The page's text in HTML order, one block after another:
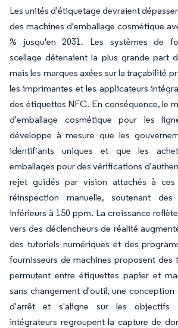
Les unités d'étiquetage devraient
des machines d'emballage cosmétique
% jusqu'en 2031. Les systèmes de
scellage détenaient la plus grande part
mais les marques axées sur la traçabilité
les imprimantes et les applicateurs
des étiquettes NFC. En conséquence, le
d'emballage cosmétique pour les
développe à mesure que les
identifiants uniques et que les
emballages pour des vérifications
rejet guidés par vision attachés à ces
réinspection manuelle, soutenant
inférieurs à 150 ppm. La croissance
vers des déclencheurs de réalité
des tutoriels numériques et des
fournisseurs de machines proposent des
permutent entre étiquettes papier et
sans changement d'outil, une
d'arrêt et s'aligne sur les objectifs
intégrateurs regroupent la capture de